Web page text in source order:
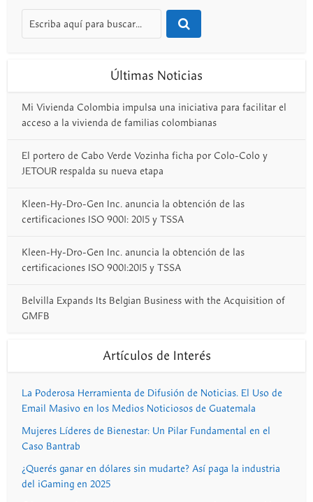
Últimas Noticias
Mi Vivienda Colombia impulsa una iniciativa para facilitar el
acceso a la vivienda de familias colombianas
El portero de Cabo Verde Vozinha ficha por Colo-Colo y
JETOUR respalda su nueva etapa
Kleen-Hy-Dro-Gen Inc. anuncia la obtención de las
certificaciones ISO 9001: 2015 y TSSA
Kleen-Hy-Dro-Gen Inc. anuncia la obtención de las
certificaciones ISO 9001:2015 y TSSA
Belvilla Expands Its Belgian Business with the Acquisition of
GMFB
Artículos de Interés
La Poderosa Herramienta de Difusión de Noticias. El Uso de
Email Masivo en los Medios Noticiosos de Guatemala
Mujeres Líderes de Bienestar: Un Pilar Fundamental en el
Caso Bantrab
¿Querés ganar en dólares sin mudarte? Así paga la industria
del iGaming en 2025